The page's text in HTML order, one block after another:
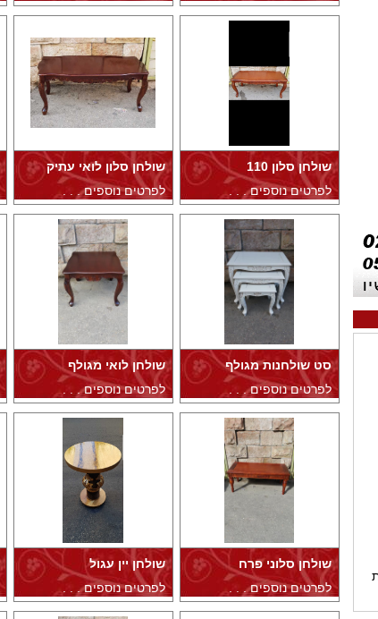
שולחן סלון 110
לפרטים נוספים . . .
שולחן סלון לואי עתיק
לפרטים נוספים . . .
סט שולחנות מגולף
לפרטים נוספים . . .
שולחן לואי מגולף
לפרטים נוספים . . .
שולחן סלוני פרח
לפרטים נוספים . . .
שולחן יין עגול
לפרטים נוספים . . .